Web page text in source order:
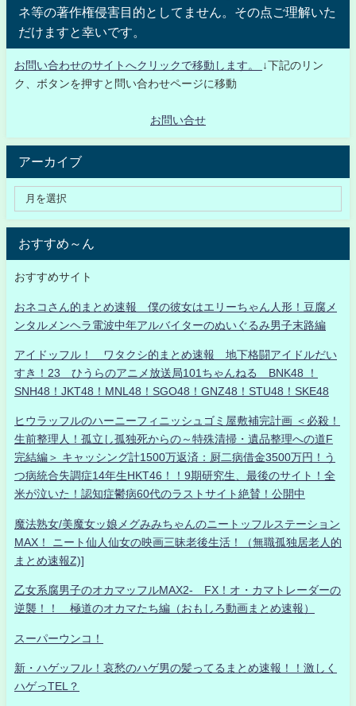
ネ等の著作権侵害目的としてません。その点ご理解いた
だけますと幸いです。
お問い合わせのサイトへクリックで移動します。
↓下記のリン
ク、ボタンを押すと問い合わせページに移動
お問い合せ
アーカイブ
おすすめ～ん
おすすめサイト
おネコさん的まとめ速報 僕の彼女はエリーちゃん人形！豆腐メ
ンタルメンヘラ電波中年アルバイターのぬいぐるみ男子末路編
アイドッフル！ ワタクシ的まとめ速報 地下格闘アイドルだい
すき！23 ひうらのアニメ放送局101ちゃんねる BNK48 ！
SNH48！JKT48！MNL48！SGO48！GNZ48！STU48！SKE48
ヒウラッフルのハーニーフィニッシュゴミ屋敷補完計画 ＜必殺！
生前整理人！孤立し孤独死からの～特殊清掃・遺品整理への道F
完結編＞ キャッシング計1500万返済：厨二病借金3500万円！う
つ病統合失調症14年生HKT46！！9期研究生、最後のサイト！全
米が泣いた！認知症鬱病60代のラストサイト絶賛！公開中
魔法熟女/美魔女ッ娘メグみみちゃんのニートッフルステーション
MAX！ ニート仙人仙女の映画三昧老後生活！（無職孤独居老人的
まとめ速報Z)]
乙女系腐男子のオカマッフルMAX2- FX！オ・カマトレーダーの
逆襲！！ 極道のオカマたち編（おもしろ動画まとめ速報）
スーパーウンコ！
新・ハゲッフル！哀愁のハゲ男の髪ってるまとめ速報！！激しく
ハゲっTEL？